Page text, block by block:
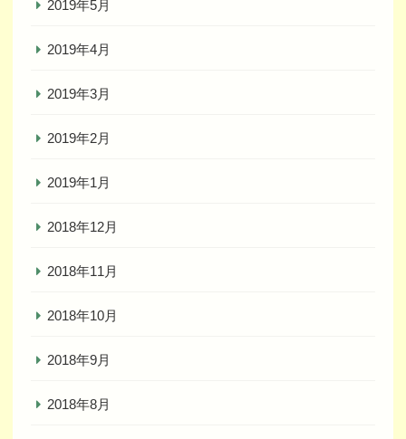
2019年5月
2019年4月
2019年3月
2019年2月
2019年1月
2018年12月
2018年11月
2018年10月
2018年9月
2018年8月